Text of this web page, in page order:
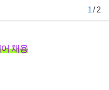
1/ 2
채용